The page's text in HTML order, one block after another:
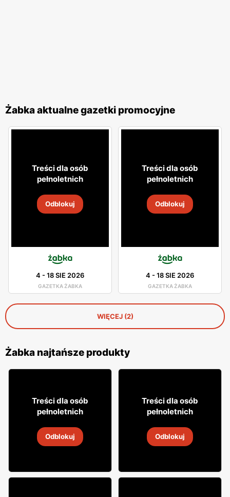
Żabka aktualne gazetki promocyjne
Treści dla osób
pełnoletnich
Odblokuj
4 -18 SIE 2026
GAZETKA ŻABKA
Treści dla osób
pełnoletnich
Odblokuj
4 -18 SIE 2026
GAZETKA ŻABKA
WIĘCEJ (2)
Żabka najtańsze produkty
1699
18 sie 2026
Treści dla osób
pełnoletnich
Odblokuj
7 99
18 sie 2026
Treści dla osób
pełnoletnich
Odblokuj